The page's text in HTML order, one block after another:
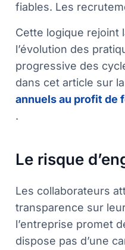
fiables. Les
Cette logique rejoint
l’évolution des
progressive des
dans cet article sur la
annuels au profit de
.
Le risque
Les collaborateurs
transparence sur
l’entreprise promet
dispose pas d’une